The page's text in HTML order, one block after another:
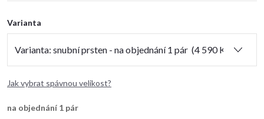
Varianta
Jak vybrat spávnou velikost?
na objednání 1 pár